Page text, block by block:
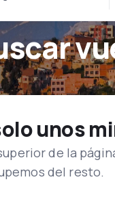
unos
de la
del resto.